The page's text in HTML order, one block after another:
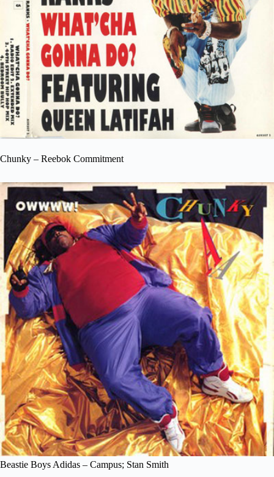
Chunky – Reebok Commitment
Beastie Boys Adidas – Campus; Stan Smith